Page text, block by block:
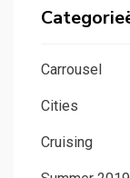
Carrousel
Cities
Cruising